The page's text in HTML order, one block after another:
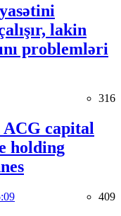
lakin
problemləri
316
ACG capital
holding
409